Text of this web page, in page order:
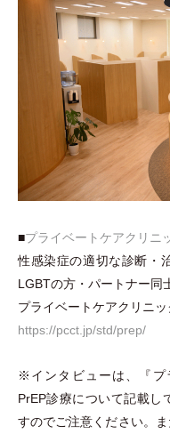
■プライベートケアクリニ
性感染症の適切な診断 ・
LGBTの方 ・ パートナー同
プライベートケアクリニ
https://pcct.jp/std/prep/
※インタビューは、『プ
PrEP診療について記載し
すのでご注意ください。